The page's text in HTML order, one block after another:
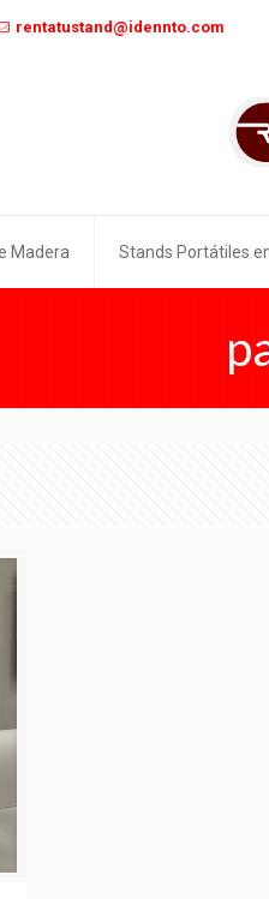
rentatustand@idennto.com
Madera Stands Portátiles